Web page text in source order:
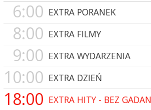
6:00 EXTRA PORANEK
8:00 EXTRA FILMY
9:00 EXTRA WYDARZENIA
10:00 EXTRA DZIEŃ
18:00 EXTRA HITY - BEZ